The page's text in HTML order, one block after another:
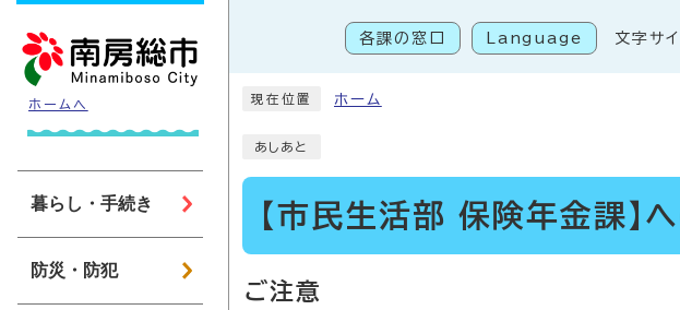
各課の窓口 Language 文字サ
ホームへ
暮らし・手続き
防災・防犯
現在位置 ホーム
あしあと
【市民生活部 保険年金課】
ご注意